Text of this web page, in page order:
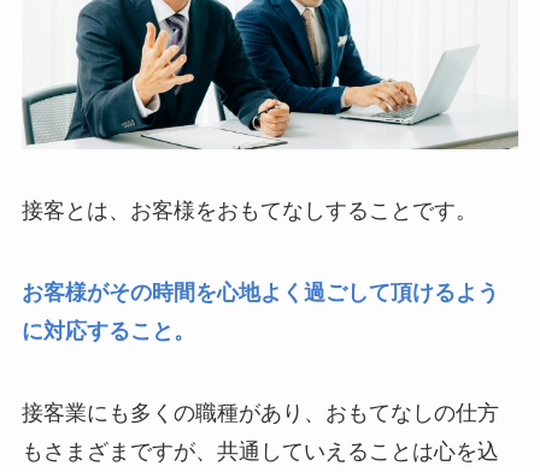
接客とは、お客様をおもてなしすることです。
お客様がその時間を心地よく過ごして頂けるよう
に対応すること。
接客業にも多くの職種があり、おもてなしの仕方
もさまざまですが、共通していえることは心を込